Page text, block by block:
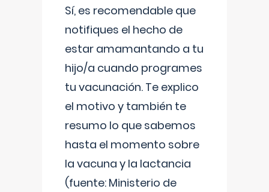
Sí, es recomendable que
notifiques el hecho de
estar amamantando a tu
hijo/a cuando programes
tu vacunación. Te explico
el motivo y también te
resumo lo que sabemos
hasta el momento sobre
la vacuna y la lactancia
(fuente: Ministerio de